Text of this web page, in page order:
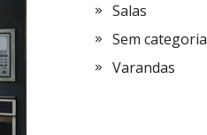
Salas
Sem categoria
Varandas